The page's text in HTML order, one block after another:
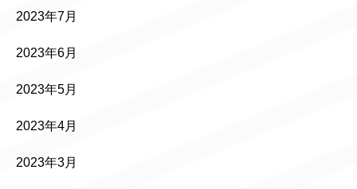
2023年7月
2023年6月
2023年5月
2023年4月
2023年3月